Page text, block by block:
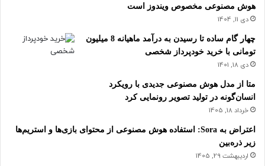
هوش مصنوعی مخصوص ویندوز است
دی 11, 1404
چهار گام ساده تا رسیدن به درآمد ماهیانه 8 میلیون
تومانی با خرید خودپرداز شخصی
دی 18, 1401
متا از مدل هوش مصنوعی جدیدی با رویکرد
انسان‌گونه در تولید تصویر رونمایی کرد
خرداد 18, 1405
اعتراض به Sora: استفاده هوش مصنوعی از محتوای بازی‌ها و استریم‌ها
زیر ذره‌بین
اردیبهشت 29, 1405